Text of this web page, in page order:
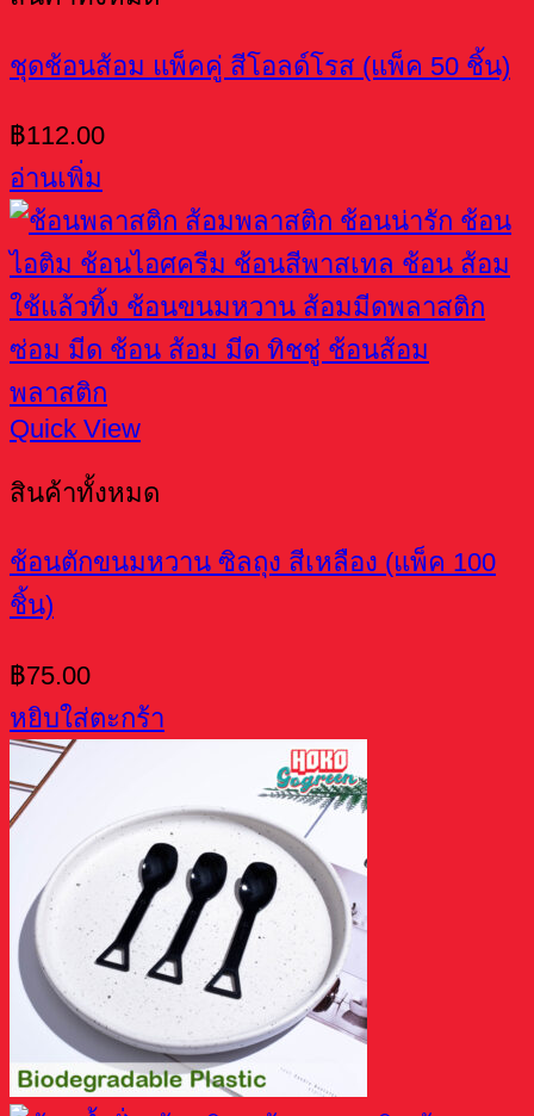
ชุดช้อนส้อม แพ็คคู่ สีโอลด์โรส (แพ็ค 50 ชิ้น)
฿112.00
อ่านเพิ่ม
Quick View
สินค้าทั้งหมด
ช้อนตักขนมหวาน ซิลถุง สีเหลือง (แพ็ค 100
ชิ้น)
฿75.00
หยิบใส่ตะกร้า